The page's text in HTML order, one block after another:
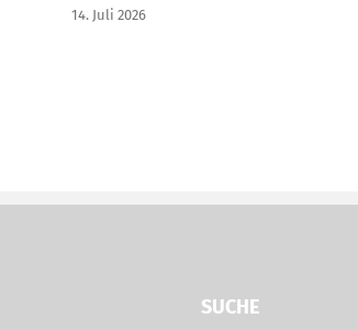
14. Juli 2026
SUCHE